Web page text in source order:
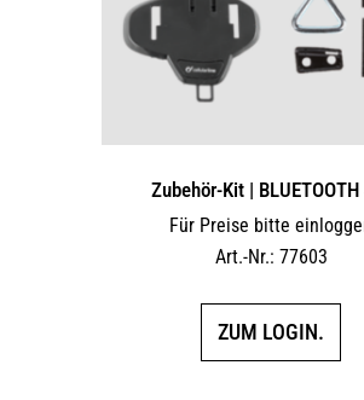
Zubehör-Kit |
Für Preise bitte
Art.-Nr.: 77603
ZUM LOGIN.